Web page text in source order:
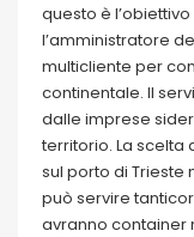
questo è
l’amministratore
multicliente per
continentale. Il
dalle imprese
territorio. La scelta
sul porto di Trieste
può servire
avranno container